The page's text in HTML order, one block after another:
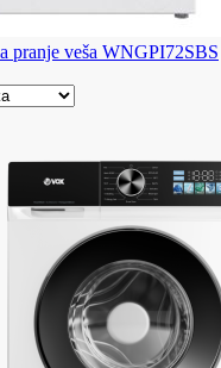
pranje veša WNGPI72SBS